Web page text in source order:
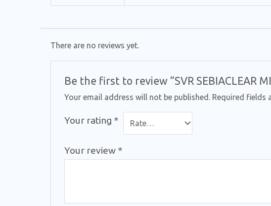
There are no reviews yet.
Be the first to review “SVR SEBIACLEAR
Your email address will not be published. Required fields
Your rating *
Your review *